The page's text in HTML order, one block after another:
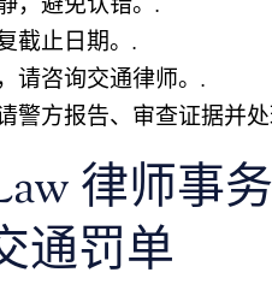
截止日期。.
请咨询交通律师。.
警方报告、审查证据并
律师事
通罚单